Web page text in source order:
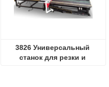
3826 Универсальный
станок для резки и